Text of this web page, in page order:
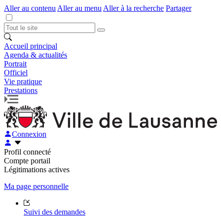
Aller au contenu Aller au menu Aller à la recherche Partager
Accueil principal
Agenda & actualités
Portrait
Officiel
Vie pratique
Prestations
Connexion
Profil connecté
Compte portail
Légitimations actives
Ma page personnelle
Suivi des demandes